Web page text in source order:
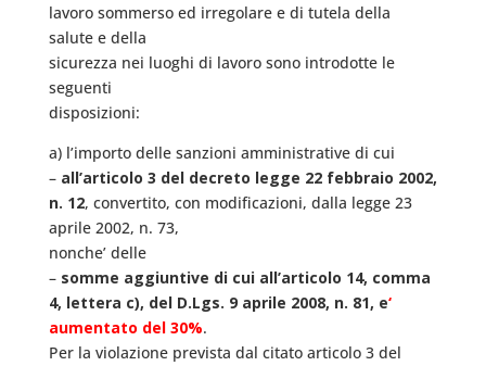
lavoro sommerso ed irregolare e di tutela della
salute e della
sicurezza nei luoghi di lavoro sono introdotte le
seguenti
disposizioni:
a) l’importo delle sanzioni amministrative di cui
–all’articolo 3 del decreto legge 22 febbraio 2002,
n. 12, convertito, con modificazioni, dalla legge 23
aprile 2002, n. 73,
nonche’ delle
– somme aggiuntive di cui all’articolo 14, comma
4, lettera c), del D.Lgs. 9 aprile 2008, n. 81, e‘
aumentato del 30%.
Per la violazione prevista dal citato articolo 3 del